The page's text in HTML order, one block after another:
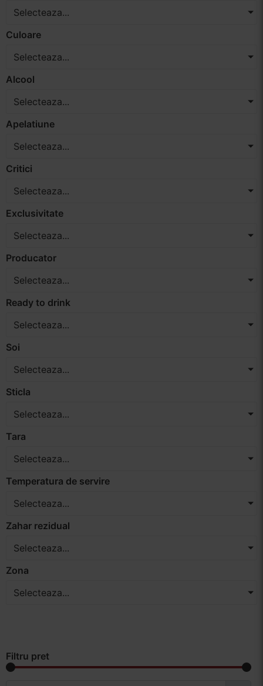
Vinuri Spumante
Distilate
Accesorii
Selecteaza...
Culoare
Selecteaza...
Alcool
Selecteaza...
Apelatiune
Selecteaza...
Critici
Selecteaza...
Exclusivitate
Selecteaza...
Producator
Selecteaza...
Ready to drink
Selecteaza...
Soi
Selecteaza...
Sticla
Selecteaza...
Tara
Selecteaza...
Temperatura de servire
Selecteaza...
Zahar rezidual
Selecteaza...
Zona
Selecteaza...
Filtru pret